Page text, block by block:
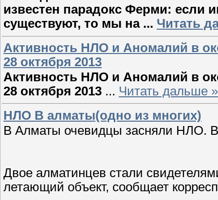
известен парадокс Ферми: если
существуют, то мы на ... Читать
Активность НЛО и Аномалий в
28 октября 2013
Активность НЛО и Аномалий в
28 октября 2013 ... Читать дальше »
НЛО В алматы(одно из многих)
В Алматы очевидцы засняли НЛО.
Двое алматинцев стали
летающий объект, сообщает